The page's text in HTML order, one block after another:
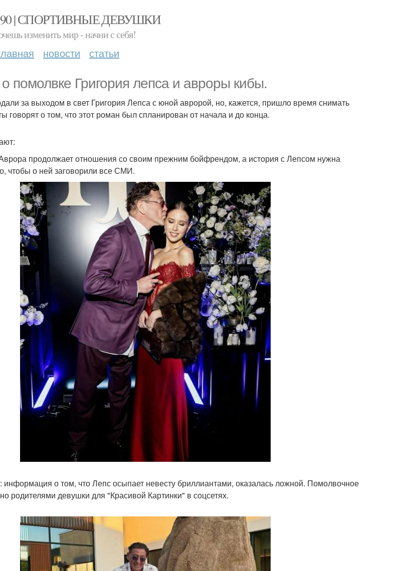
90 | СПОРТИВНЫЕ ДЕВУШКИ
изменить мир - начни с себя!
новости статьи
помолвке Григория лепса и авроры кибы.
за выходом в свет Григория Лепса с юной авророй, но, кажется, пришло время снимать
говорят о том, что этот роман был спланирован от начала и до конца.
продолжает отношения со своим прежним бойфрендом, а история с Лепсом нужна
чтобы о ней заговорили все СМИ.
о том, что Лепс осыпает невесту бриллиантами, оказалась ложной. Помолвочное
родителями девушки для "Красивой Картинки" в соцсетях.